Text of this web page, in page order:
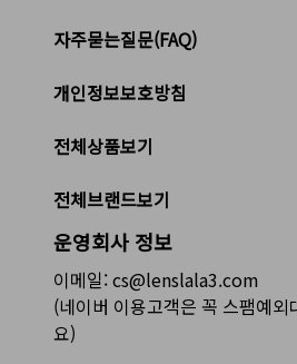
자주묻는질문(FAQ)
개인정보보호방침
전체상품보기
전체브랜드보기
운영회사 정보
이메일: cs@lenslala3.com
(네이버 이용고객은 꼭 스팸예외
요)